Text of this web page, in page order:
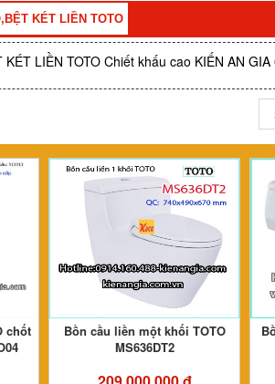
KÉT LIỀN TOTO
KÉT LIỀN TOTO Chiết khấu cao KIẾN AN
chốt
Bồn cầu liền một khối TOTO
MS636DT2